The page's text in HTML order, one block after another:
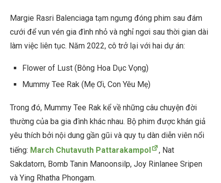
Margie Rasri Balenciaga tạm ngưng đóng phim sau đám
cưới để vun vén gia đình nhỏ và nghỉ ngơi sau thời gian dài
làm việc liên tục. Năm 2022, cô trở lại với hai dự án:
Flower of Lust (Bông Hoa Dục Vọng)
Mummy Tee Rak (Mẹ Ơi, Con Yêu Mẹ)
Trong đó, Mummy Tee Rak kể về những câu chuyện đời
thường của ba gia đình khác nhau. Bộ phim được khán giả
yêu thích bởi nội dung gần gũi và quy tụ dàn diễn viên nổi
tiếng: March Chutavuth Pattarakampol
, Nat
Sakdatorn, Bomb Tanin Manoonsilp, Joy Rinlanee Sripen
và Ying Rhatha Phongam.